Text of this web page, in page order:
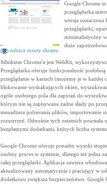
zobacz zrzuty ekranu
Google Chrome
przeglądarka
wersja oznaczona
przeglądarki,
minimalistyczny
duże
Silnikiem Chrome'a jest WebKit,
Przeglądarka oferuje funkcjonalność
przeglądanie w kartach (możemy je w każdej
blokowanie wyskakujących okien,
ogóle osobnego pola dla zapytań do
którym nie są zapisywane żadne ślady po
menadżera pobierania plików, importowanie
rozszerzeń. Odnośnie tych ostatnich
bezpłatnymi dodatkami, których liczba
Google Chrome oferuje ponadto wysoki
osobny proces w systemie, dlatego też jedna
całej przeglądarki. Aplikacja zawiera
aktualizowany automatycznie i pracujący w
dodatkowo zwiększa bezpieczeństwo. Google